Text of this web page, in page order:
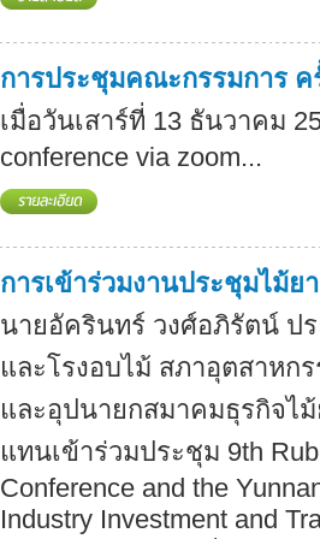
การประชุมคณะกรรมการ ค
เมื่อวันเสาร์ที่ 13 ธันวาคม
conference via zoom...
การเข้าร่วมงานประชุมไม้ย
นายอัครินทร์ วงศ์อภิรัตน์ ป
และโรงอบไม้ สภาอุตสาหก
และอุปนายกสมาคมธุรกิจไ
แทนเข้าร่วมประชุม 9th
Conference and the
Industry Investment and